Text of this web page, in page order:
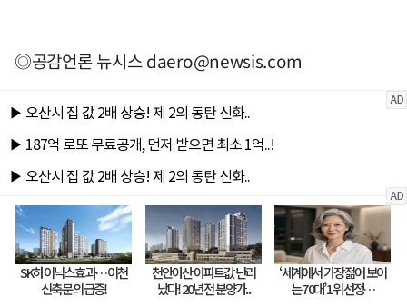
◎공감언론 뉴시스daero@newsis.com